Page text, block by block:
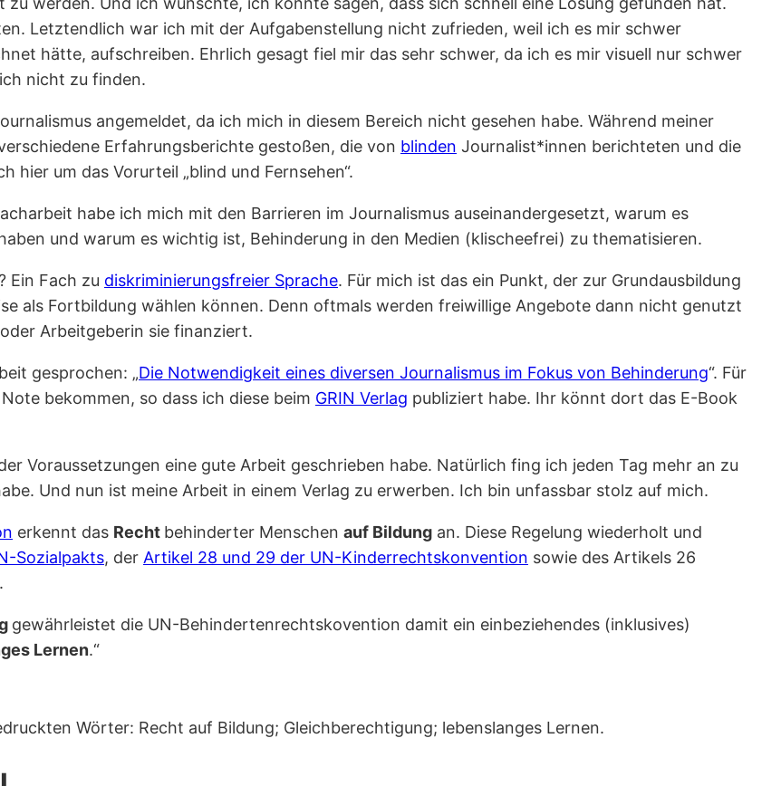
Letztendlich war ich mit der Aufgabenstellung nicht zufrieden, weil ich es mir schwer
hätte, aufschreiben. Ehrlich gesagt fiel mir das sehr schwer, da ich es mir visuell nur schwer
nicht zu finden.
angemeldet, da ich mich in diesem Bereich nicht gesehen habe. Während meiner
Erfahrungsberichte gestoßen, die von blinden Journalist*innen berichteten und die
hier um das Vorurteil „blind und Fernsehen“.
habe ich mich mit den Barrieren im Journalismus auseinandergesetzt, warum es
und warum es wichtig ist, Behinderung in den Medien (klischeefrei) zu thematisieren.
Ein Fach zu diskriminierungsfreier Sprache. Für mich ist das ein Punkt, der zur Grundausbildung
als Fortbildung wählen können. Denn oftmals werden freiwillige Angebote dann nicht genutzt
Arbeitgeberin sie finanziert.
gesprochen: „Die Notwendigkeit eines diversen Journalismus im Fokus von Behinderung“. Für
bekommen, so dass ich diese beim GRIN Verlag publiziert habe. Ihr könnt dort das E-Book
Voraussetzungen eine gute Arbeit geschrieben habe. Natürlich fing ich jeden Tag mehr an zu
Und nun ist meine Arbeit in einem Verlag zu erwerben. Ich bin unfassbar stolz auf mich.
erkennt das Recht behinderter Menschen auf Bildung an. Diese Regelung wiederholt und
Sozialpakts, der Artikel 28 und 29 der UN-Kinderrechtskonvention sowie des Artikels 26
.
gewährleistet die UN-Behindertenrechtskovention damit ein einbeziehendes (inklusives)
Lernen.“
Wörter: Recht auf Bildung; Gleichberechtigung; lebenslanges Lernen.